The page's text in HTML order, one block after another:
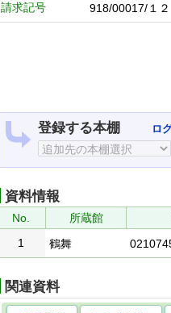
請求記号 918/00017/１２
登録する本棚 ロ
資料情報
No. 所蔵館
1
鶴舞
関連資料